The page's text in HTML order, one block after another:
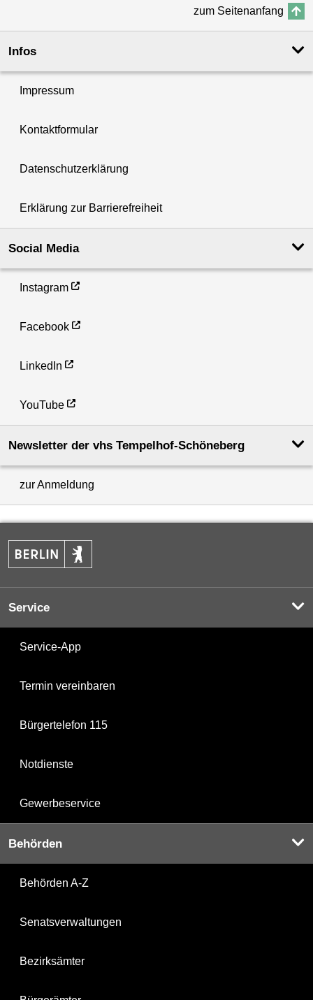
zum Seitenanfang
Infos
Impressum
Kontaktformular
Datenschutzerklärung
Erklärung zur Barrierefreiheit
Social Media
Instagram
Facebook
LinkedIn
YouTube
Newsletter der vhs Tempelhof-Schöneberg
zur Anmeldung
Service
Service-App
Termin vereinbaren
Bürgertelefon 115
Notdienste
Gewerbeservice
Behörden
Behörden A-Z
Senatsverwaltungen
Bezirksämter